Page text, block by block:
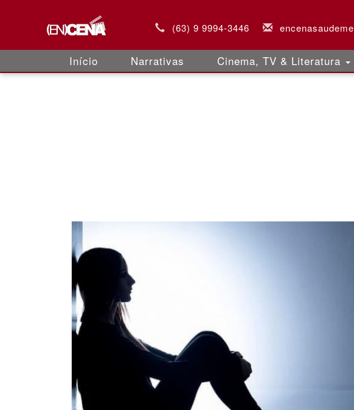
(63) 9 9994-3446
Início Narrativas Cinema, TV & Literatura